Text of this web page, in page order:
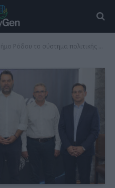
πολιτικής προστασίας Smart Forest Ρόδος